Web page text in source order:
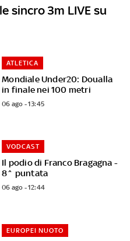
sincro 3m LIVE su
Mondiale Under20: Doualla
in finale nei 100 metri
ATLETICA
06 ago - 13:45
Il podio di Franco Bragagna -
8^ puntata
VODCAST
06 ago - 12:44
EUROPEI NUOTO